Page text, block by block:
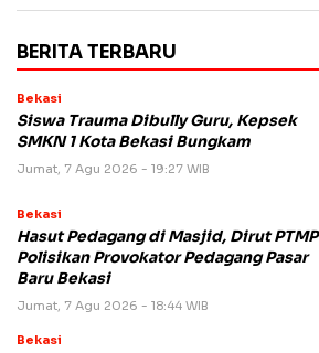
BERITA TERBARU
Bekasi
Siswa Trauma Dibully Guru, Kepsek
SMKN 1 Kota Bekasi Bungkam
Jumat, 7 Agu 2026 - 19:27 WIB
Bekasi
Hasut Pedagang di Masjid, Dirut PTMP
Polisikan Provokator Pedagang Pasar
Baru Bekasi
Jumat, 7 Agu 2026 - 18:44 WIB
Bekasi